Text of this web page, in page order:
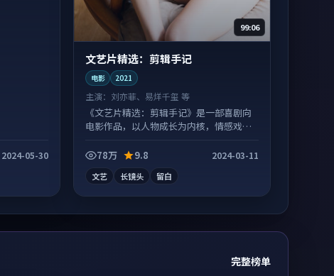
2024-05-30
99:06
文艺片精选：剪辑手记
电影 2021
主演： 刘亦菲、易烊千玺 等
《文艺片精选：剪辑手记》是一部喜剧向
电影作品，以人物成长为内核，情感戏份
78万
9.8 2024-03-11
文艺 长镜头 留白
完整榜单